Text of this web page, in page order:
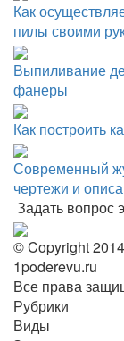
Как
пилы своими
Выпиливание
фанеры
Как построить
Современный
чертежи и
Задать вопрос
© Copyright
1poderevu.ru
Все права
Рубрики
Виды